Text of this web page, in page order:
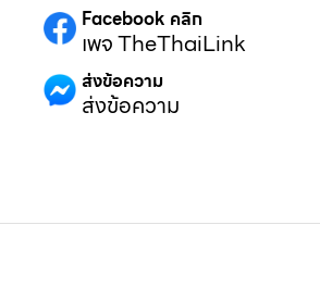
Facebook คลิก
เพจ TheThaiLink
ส่งข้อความ
ส่งข้อความ